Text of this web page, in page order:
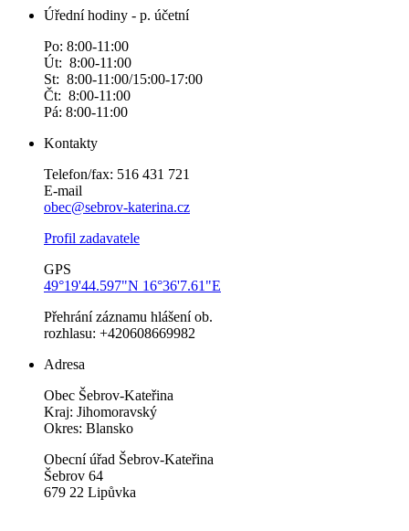
Úřední hodiny - p. účetní
Po: 8:00-11:00
Út: 8:00-11:00
St: 8:00-11:00/15:00-17:00
Čt: 8:00-11:00
Pá: 8:00-11:00
Kontakty
Telefon/fax: 516 431 721
E-mail
obec@sebrov-katerina.cz
Profil zadavatele
GPS
49°19'44.597"N 16°36'7.61"E
Přehrání záznamu hlášení ob.
rozhlasu: +420608669982
Adresa
Obec Šebrov-Kateřina
Kraj: Jihomoravský
Okres: Blansko
Obecní úřad Šebrov-Kateřina
Šebrov 64
679 22 Lipůvka